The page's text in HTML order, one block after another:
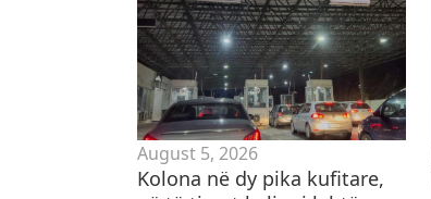
August 5, 2026
Kolona në dy pika kufitare,